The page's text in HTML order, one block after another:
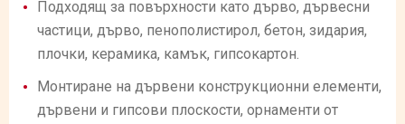
Подходящ за повърхности като дърво, дървесни
частици, дърво, пенополистирол, бетон, зидария,
плочки, керамика, камък, гипсокартон.
Монтиране на дървени конструкционни елементи,
дървени и гипсови плоскости, орнаменти от